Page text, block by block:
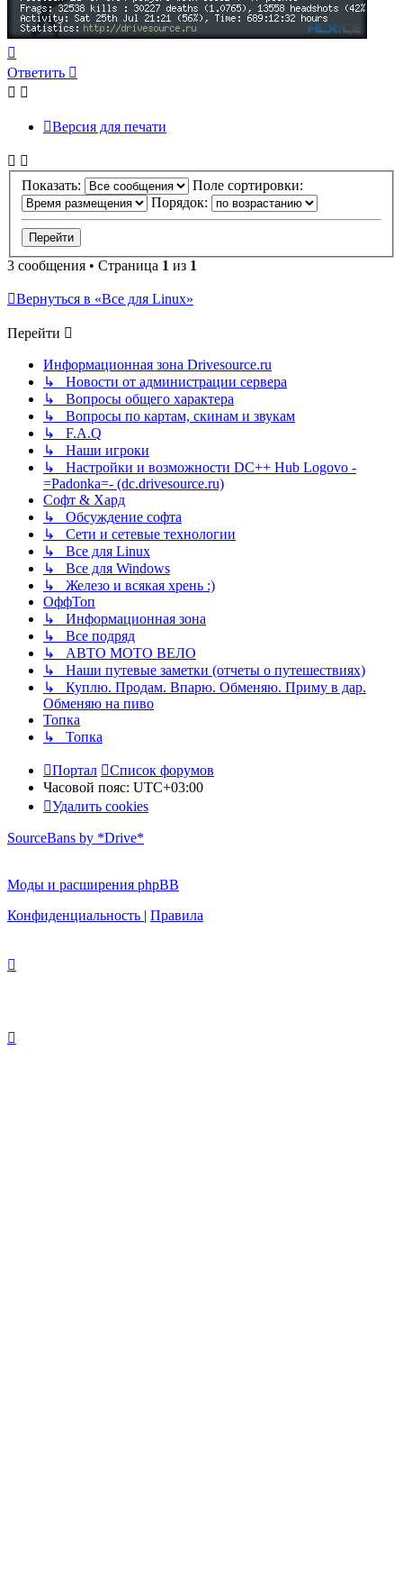
к
началу
Ответить
Версия для печати
Показать:
Поле сортировки:
Порядок:
3 сообщения • Страница 1 из 1
Вернуться в «Все для Linux»
Перейти
Информационная зона Drivesource.ru
↳ Новости от администрации сервера
↳ Вопросы общего характера
↳ Вопросы по картам, скинам и звукам
↳ F.A.Q
↳ Наши игроки
↳ Настройки и возможности DC++ Hub Logovo -
=Padonka=- (dc.drivesource.ru)
Софт & Хард
↳ Обсуждение софта
↳ Сети и сетевые технологии
↳ Все для Linux
↳ Все для Windows
↳ Железо и всякая хрень :)
ОффТоп
↳ Информационная зона
↳ Все подряд
↳ АВТО МОТО ВЕЛО
↳ Наши путевые заметки (отчеты о путешествиях)
↳ Куплю. Продам. Впарю. Обменяю. Приму в дар.
Обменяю на пиво
Топка
↳ Топка
Портал
Список форумов
Часовой пояс: UTC+03:00
Удалить cookies
SourceBans by *Drive*
Моды и расширения phpBB
Конфиденциальность | Правила